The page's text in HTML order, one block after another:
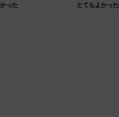
った とてもよかった